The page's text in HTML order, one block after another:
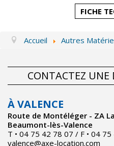
FICHE
Accueil Autres
CONTACTEZ UNE
À VALENCE
Route de Montéléger - ZA
Beaumont-lès-Valence
T • 04 75 42 78 07 / F • 04 75
valence@axe-location.com